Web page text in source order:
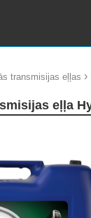
transmisijas eļļas ›
eļļa